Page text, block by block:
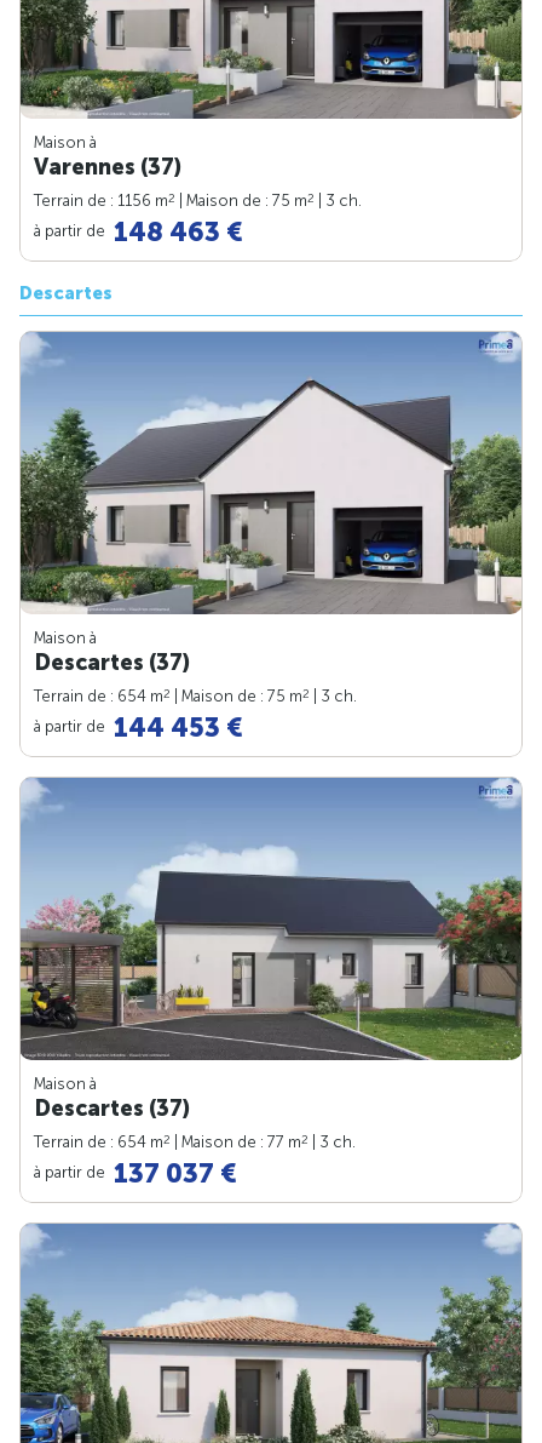
Maison à
Varennes (37)
Terrain de : 1156 m2 | Maison de : 75 m2
| 3 ch.
à partir de 148 463 €
Descartes
Maison à
Descartes (37)
Terrain de : 654 m2 | Maison de : 75 m2
| 3 ch.
à partir de 144 453 €
Maison à
Descartes (37)
Terrain de : 654 m2 | Maison de : 77 m2
| 3 ch.
à partir de 137 037 €